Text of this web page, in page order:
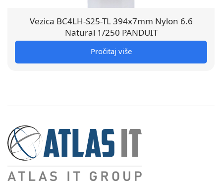
Vezica BC4LH-S25-TL 394x7mm Nylon 6.6
Natural 1/250 PANDUIT
Pročitaj više